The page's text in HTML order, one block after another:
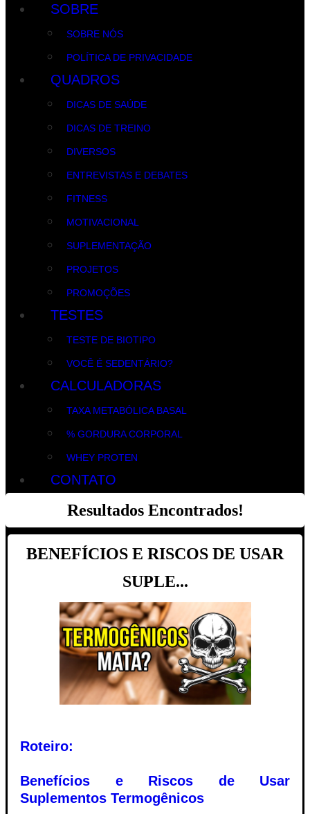
SOBRE
SOBRE NÓS
POLÍTICA DE PRIVACIDADE
QUADROS
DICAS DE SAÚDE
DICAS DE TREINO
DIVERSOS
ENTREVISTAS E DEBATES
FITNESS
MOTIVACIONAL
SUPLEMENTAÇÃO
PROJETOS
PROMOÇÕES
TESTES
TESTE DE BIOTIPO
VOCÊ É SEDENTÁRIO?
CALCULADORAS
TAXA METABÓLICA BASAL
% GORDURA CORPORAL
WHEY PROTEN
CONTATO
Resultados Encontrados!
BENEFÍCIOS E RISCOS DE USAR
SUPLE...
Roteiro:
Benefícios e Riscos de Usar
Suplementos Termogênicos